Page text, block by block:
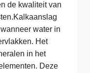
de kwaliteit van
water in
Het
in het
Deze